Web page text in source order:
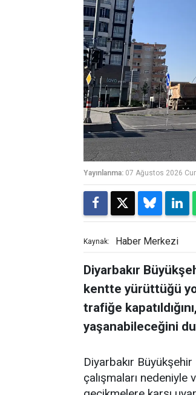
Yayınlanma: 07 Ağustos 2026
Kaynak: Haber Merkezi
Diyarbakır
kentte yürüttüğü
trafiğe
yaşanabileceğini
Diyarbakır
çalışmaları